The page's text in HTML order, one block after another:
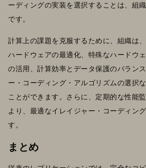
ーディングの実装を選択することは、組
です。
計算上の課題を克服するために、組織は
ハードウェアの最適化、特殊なハードウ
の活用、計算効率とデータ保護のバラン
ー・コーディング・アルゴリズムの選択
ことができます。さらに、定期的な性能
より、最適なイレイジャー・コーディン
す。
まとめ